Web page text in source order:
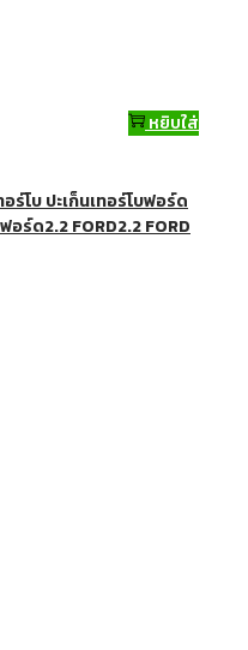
หยิบใส่
อร์โบ ปะเก็นเทอร์โบฟอร์ด
อร์ด2.2 FORD2.2 FORD